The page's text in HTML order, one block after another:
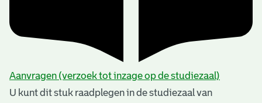
Aanvragen (verzoek tot inzage op de studiezaal)
U kunt dit stuk raadplegen in de studiezaal van